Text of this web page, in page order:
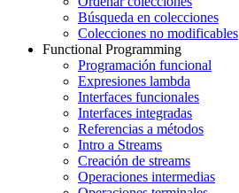
Búsqueda en colecciones
Colecciones no modificables
Functional Programming
Programación funcional
Expresiones lambda
Interfaces funcionales
Interfaces integradas
Referencias a métodos
Intro a Streams
Creación de streams
Operaciones intermedias